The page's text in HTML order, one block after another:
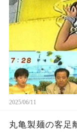
2025/06/11
丸亀製麺の客足